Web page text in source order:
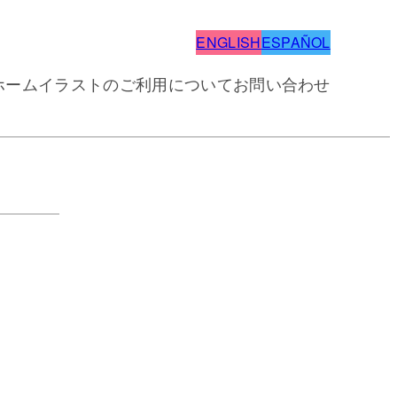
ENGLISHESPAÑOL
ームイラストのご利用についてお問い合わせ